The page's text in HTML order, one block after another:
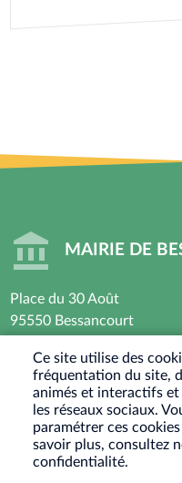
MAIRIE DE
Place du 30 Août
95550 Bessancourt
Horaires d’ouverture :
Vendredi
8h30 - 12h / 13h30-17h30
Jeudi : Fermé le matin -
Ce site utilise des
fréquentation du site,
animés et interactifs
les réseaux sociaux.
paramétrer ces
savoir plus, consultez
confidentialité.